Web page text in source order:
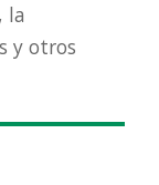
la
y otros